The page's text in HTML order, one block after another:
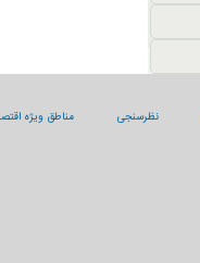
نظرسنجی مناطق ویژه